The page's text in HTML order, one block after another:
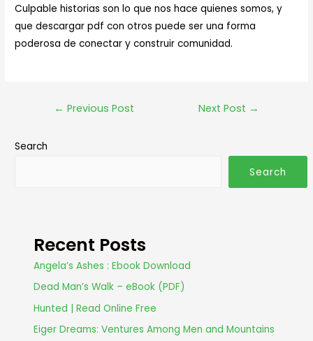
Culpable historias son lo que nos hace quienes somos, y
que descargar pdf con otros puede ser una forma
poderosa de conectar y construir comunidad.
← Previous Post Next Post →
Search
Search
Recent Posts
Angela’s Ashes : Ebook Download
Dead Man’s Walk – eBook (PDF)
Hunted | Read Online Free
Eiger Dreams: Ventures Among Men and Mountains